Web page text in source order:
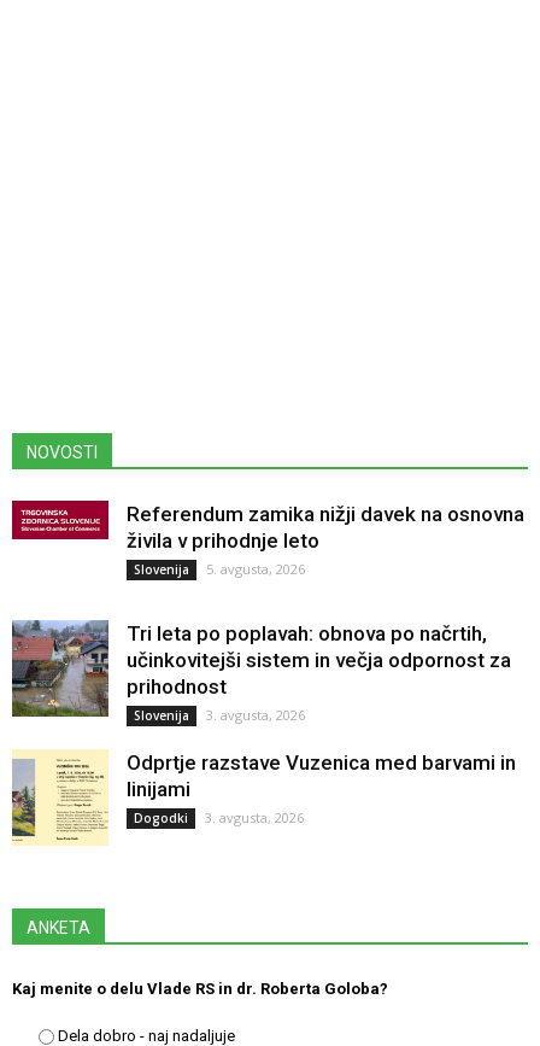
NOVOSTI
Referendum zamika nižji davek na osnovna
živila v prihodnje leto
Slovenija 5. avgusta, 2026
Tri leta po poplavah: obnova po načrtih,
učinkovitejši sistem in večja odpornost za
prihodnost
Slovenija 3. avgusta, 2026
Odprtje razstave Vuzenica med barvami in
linijami
Dogodki 3. avgusta, 2026
ANKETA
Kaj menite o delu Vlade RS in dr. Roberta Goloba?
Dela dobro - naj nadaljuje